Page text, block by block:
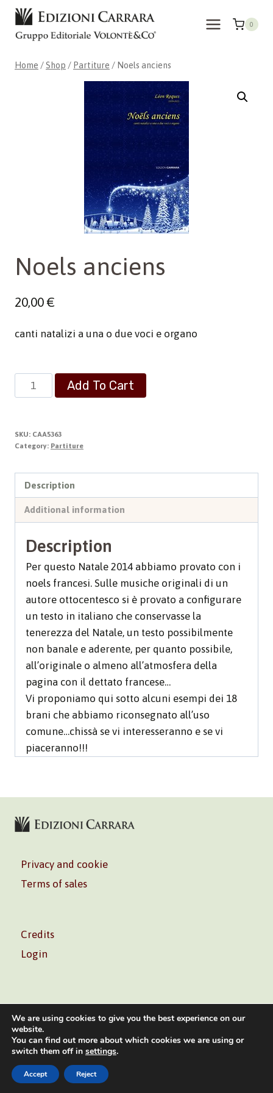
Skip
content
0
Home / Shop / Partiture / Noels anciens
Noels anciens
20,00€
canti natalizi a una o due voci e organo
Noels
anciens
Add To Cart
SKU: CAA5363
Category: Partiture
Description
Additional information
Description
Per questo Natale 2014 abbiamo provato con i
noels francesi. Sulle musiche originali di un
autore ottocentesco si è provato a configurare
un testo in italiano che conservasse la
tenerezza del Natale, un testo possibilmente
non banale e aderente, per quanto possibile,
all’originale o almeno all’atmosfera della
pagina con il dettato francese…
Vi proponiamo qui sotto alcuni esempi dei 18
brani che abbiamo riconsegnato all’uso
comune…chissà se vi interesseranno e se vi
piaceranno!!!
Privacy and cookie
Terms of sales
Credits
Login
Volontè & Co. Srl – P.I. 06181480960 –info@volonte-
We are using cookies to give you the best experience on our
website.
You can find out more about which cookies we are using or
switch them off in settings.
Accept Reject